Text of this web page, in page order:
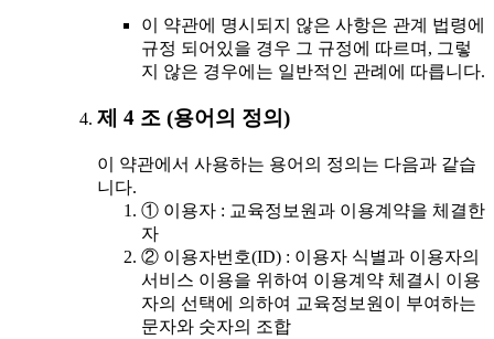
이 약관에 명시되지 않은 사항은 관계 법령에
규정 되어있을 경우 그 규정에 따르며, 그렇
지 않은 경우에는 일반적인 관례에 따릅니다.
제 4 조 (용어의 정의)
이 약관에서 사용하는 용어의 정의는 다음과 같습
니다.
① 이용자 : 교육정보원과 이용계약을 체결한
자
② 이용자번호(ID) : 이용자 식별과 이용자의
서비스 이용을 위하여 이용계약 체결시 이용
자의 선택에 의하여 교육정보원이 부여하는
문자와 숫자의 조합